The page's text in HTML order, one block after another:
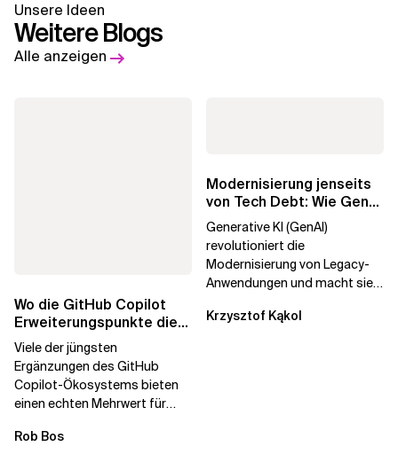
Unsere Ideen
Weitere Blogs
Alle anzeigen
Wo die GitHub Copilot
Erweiterungspunkte die
Governance brechen
Viele der jüngsten
Ergänzungen des GitHub
Copilot-Ökosystems bieten
einen echten Mehrwert für
aber auch die...
Rob Bos
Modernisierung jenseits
von Tech Debt: Wie GenAI
die
Generative KI (GenAI)
revolutioniert die
Modernisierung von Legacy-
Anwendungen und macht sie
Durch die Automatisierung...
Krzysztof Kąkol